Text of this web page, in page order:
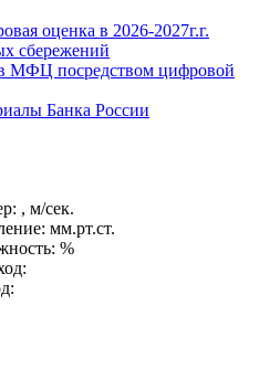
оценка в 2026-2027г.г.
сбережений
МФЦ посредством цифровой
Банка России
, м/сек.
мм.рт.ст.
%